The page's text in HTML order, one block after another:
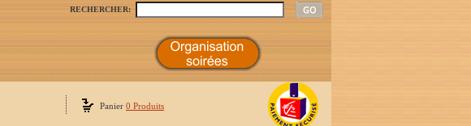
RECHERCHER:
Panier 0 Produits